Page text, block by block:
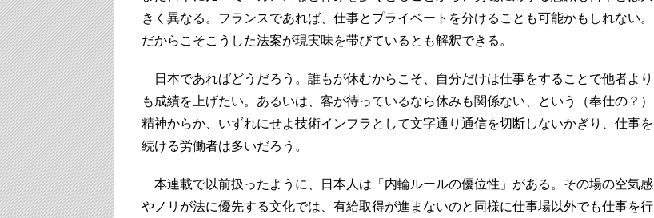
きく異なる。フランスであれば、仕事とプライベートを分けることも可能かもしれない。
だからこそこうした法案が現実味を帯びているとも解釈できる。
日本であればどうだろう。誰もが休むからこそ、自分だけは仕事をすることで他者より
も成績を上げたい。あるいは、客が待っているなら休みも関係ない、という（奉仕の？）
精神からか、いずれにせよ技術インフラとして文字通り通信を切断しないかぎり、仕事を
続ける労働者は多いだろう。
本連載で以前扱ったように、日本人は「内輪ルールの優位性」がある。その場の空気感
やノリが法に優先する文化では、有給取得が進まないのと同様に仕事場以外でも仕事を行